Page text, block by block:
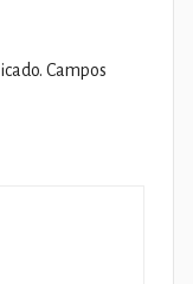
Campos